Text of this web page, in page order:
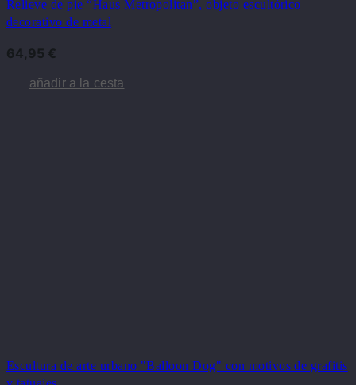
Relieve de pie “Haus Metropolitan”, objeto escultórico
decorativo de metal
64,95 €
añadir a la cesta
Escultura de arte urbano "Balloon Dog" con motivos de grafitis